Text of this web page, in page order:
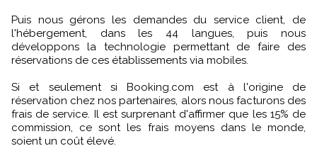
Puis nous gérons les demandes du service client, de
l'hébergement, dans les 44 langues, puis nous
développons la technologie permettant de faire des
réservations de ces établissements via mobiles.
Si et seulement si Booking.com est à l'origine de
réservation chez nos partenaires, alors nous facturons des
frais de service. Il est surprenant d'affirmer que les 15% de
commission, ce sont les frais moyens dans le monde,
soient un coût élevé.